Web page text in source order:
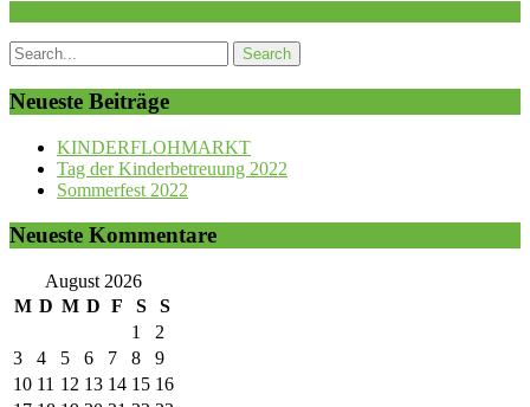
Neueste Beiträge
KINDERFLOHMARKT
Tag der Kinderbetreuung 2022
Sommerfest 2022
Neueste Kommentare
August 2026
M D M D F S
S
1
2
3
4 5 6 7 8
9
10 11 12 13 14 15 16